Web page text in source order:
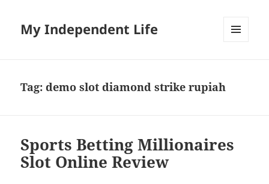
My Independent Life
Tag:demo slot diamond strike rupiah
Sports Betting Millionaires
Slot Online Review